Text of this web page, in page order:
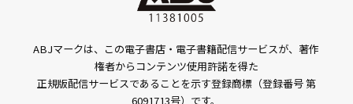
ABJマークは、この電子書店・電子書籍配信サービスが、著作
権者からコンテンツ使用許諾を得た
正規版配信サービスであることを示す登録商標（登録番号 第
6091713号）です。